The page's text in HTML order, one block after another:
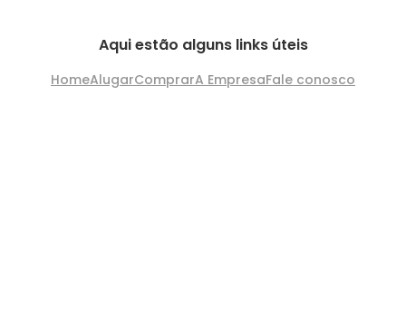
Aqui estão alguns links úteis
HomeAlugarComprarA EmpresaFale conosco